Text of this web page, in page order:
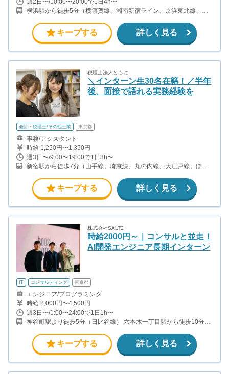
週2日〜/10:00〜20:00で1日4h〜
横浜駅から徒歩5分（横須賀線、湘南新宿ライン、京浜東北線、横
キープする 詳しく見る
税理士法人ともに
＼インターン生30名在籍！／半年
後、面接で語れる実務経験を
会計・税理士/その他士業 東京都
事務/アシスタント
時給 1,250円〜1,350円
週3日〜/9:00〜19:00で1日3h〜
新宿駅から徒歩7分（山手線、埼京線、丸の内線、大江戸線、ほ
(西武新宿線)
キープする 詳しく見る
株式会社SALT2
時給2000円～｜コンサルと並走！
AI開発エンジニア長期インターン
IT コンサルティング 東京都
エンジニア/プログラミング
時給 2,000円〜4,500円
週3日〜/1:00〜24:00で1日1h〜
神谷町駅より徒歩5分（日比谷線） 六本木一丁目駅から徒歩10分
キープする 詳しく見る